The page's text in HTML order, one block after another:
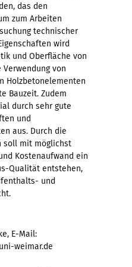
das den
zum Arbeiten
technischer
wird
und Oberfläche von
von
Holzbetonelementen
Bauzeit. Zudem
durch sehr gute
und
aus. Durch die
soll mit möglichst
Kostenaufwand ein
Qualität entstehen,
und
E-Mail:
weimar.de